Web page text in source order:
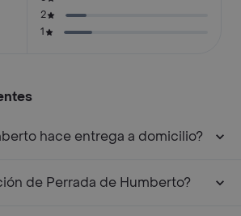
2
1
hace entrega a domicilio?
de Perrada de Humberto?